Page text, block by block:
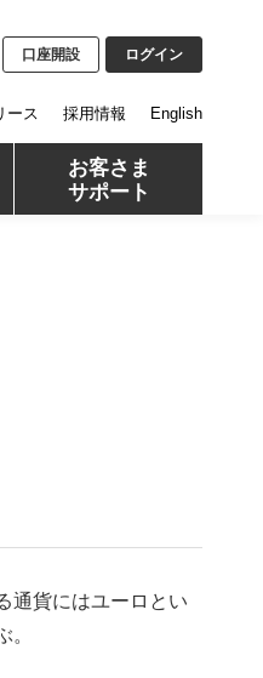
口座開設 ログイン
お客さま
サポート
ース 採用情報 English
通貨にはユーロとい
。